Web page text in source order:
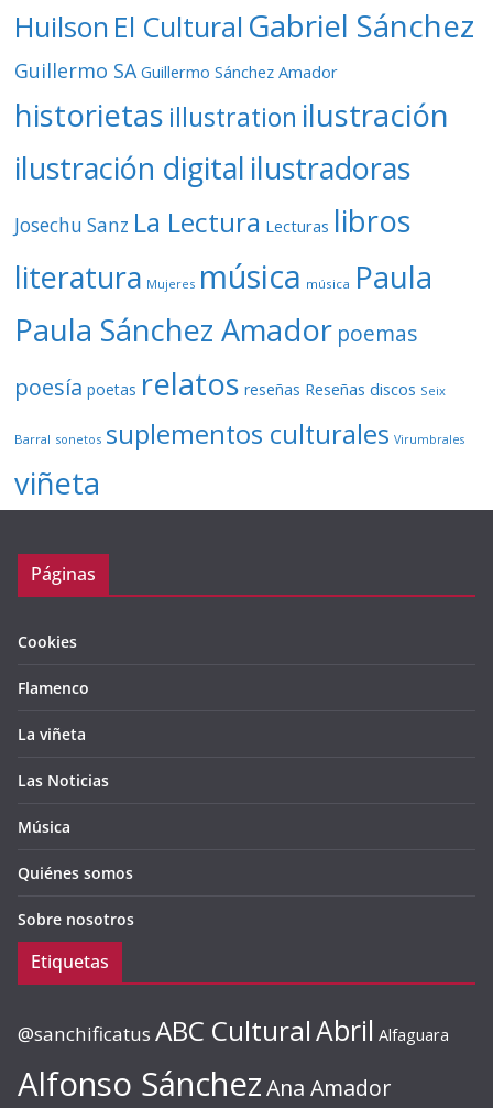
Huilson El Cultural Gabriel Sánchez
Guillermo SA Guillermo Sánchez Amador
historietas illustration ilustración
ilustración digital ilustradoras
Josechu Sanz La Lectura Lecturas libros
literatura Mujeres música música Paula
Paula Sánchez Amador poemas
poesía poetas relatos reseñas Reseñas discos Seix
Barral sonetos suplementos culturales Virumbrales
viñeta
Páginas
Cookies
Flamenco
La viñeta
Las Noticias
Música
Quiénes somos
Sobre nosotros
Etiquetas
@sanchificatus ABC CulturalAbril Alfaguara
Alfonso SánchezAna Amador